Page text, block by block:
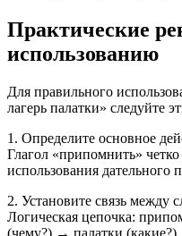
Практические
использованию
Для правильного
лагерь палатки» следуйте
1. Определите основное
Глагол «припомнить»
использования дательного
2. Установите связь между
Логическая цепочка:
(чему?) → палатки (какие?)